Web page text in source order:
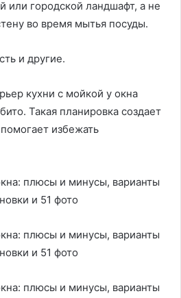
или городской ландшафт, а не
во время мытья посуды.
и другие.
кухни с мойкой у окна
Такая планировка создает
избежать